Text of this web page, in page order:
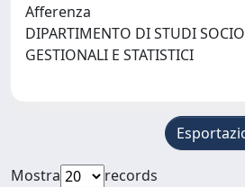
Afferenza
DIPARTIMENTO DI STUDI
GESTIONALI E STATISTICI
Mostra
records